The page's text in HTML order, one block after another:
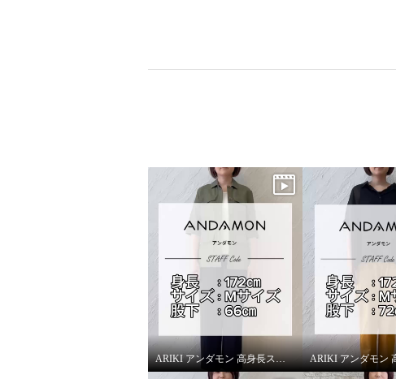
ARIKI アンダモン 高身長スタッフがはいてみました！